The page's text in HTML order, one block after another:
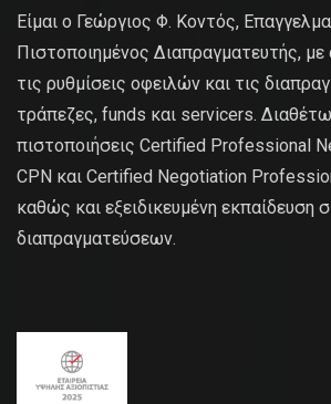
Είμαι ο Γεώργιος Φ. Κοντός,
Πιστοποιημένος Διαπραγματευτής, με
τις ρυθμίσεις οφειλών και τις
τράπεζες, funds και servicers. Διαθέτω
πιστοποιήσεις Certified Professional
CPN και Certified Negotiation
καθώς και εξειδικευμένη εκπαίδευση
διαπραγματεύσεων.